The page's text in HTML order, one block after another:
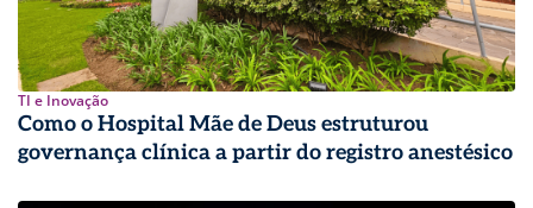
TI e Inovação
Como o Hospital Mãe de Deus estruturou
governança clínica a partir do registro anestésico